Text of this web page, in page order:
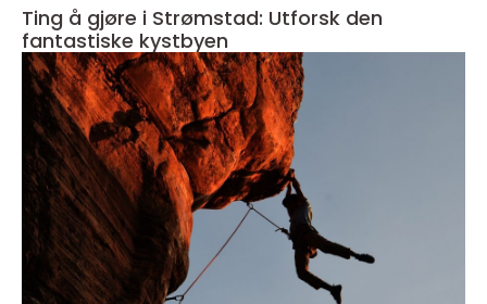
Ting å gjøre i Strømstad: Utforsk den
fantastiske kystbyen